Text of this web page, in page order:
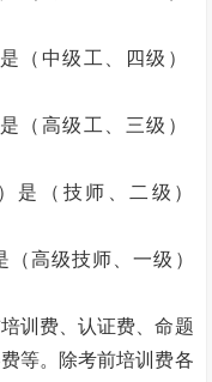
（中级工、四级）
（高级工、三级）
是（技师、二级）
高级技师、一级）
训费、认证费、命题
等。除考前培训费各